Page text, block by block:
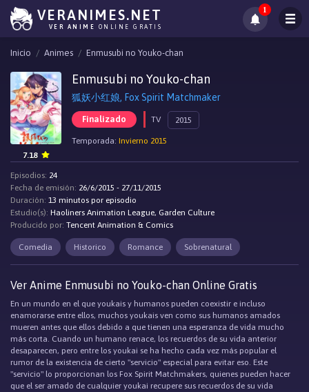
VERANIMES.NET
VER ANIME ONLINE GRATIS
1
Inicio Animes Enmusubi no Youko-chan
Enmusubi no Youko-chan
狐妖小红娘, Fox Spirit Matchmaker
Finalizado TV 2015
Temporada: Invierno 2015
7.18
Episodios: 24
Fecha de emisión: 26/6/2015 - 27/11/2015
Duración: 13 minutos por episodio
Estudio(s): Haoliners Animation League, Garden Culture
Producido por: Tencent Animation & Comics
Comedia Historico Romance Sobrenatural
Ver Anime Enmusubi no Youko-chan Online Gratis
En un mundo en el que youkais y humanos pueden coexistir e incluso
enamorarse entre ellos, muchos youkais ven como sus humanos amados
mueren antes que ellos debido a que tienen una esperanza de vida mucho
más corta. Cuando un humano renace, los recuerdos de su vida anterior
desaparecen, pero entre los youkai se ha hecho cada vez más popular el
rumor de la existencia de cierto "servicio" especial para evitar eso. Este
"servicio" lo proporcionan los Fox Spirit Matchmakers, quienes pueden hacer
que el ser amado de cualquier youkai recupere sus recuerdos de su vida